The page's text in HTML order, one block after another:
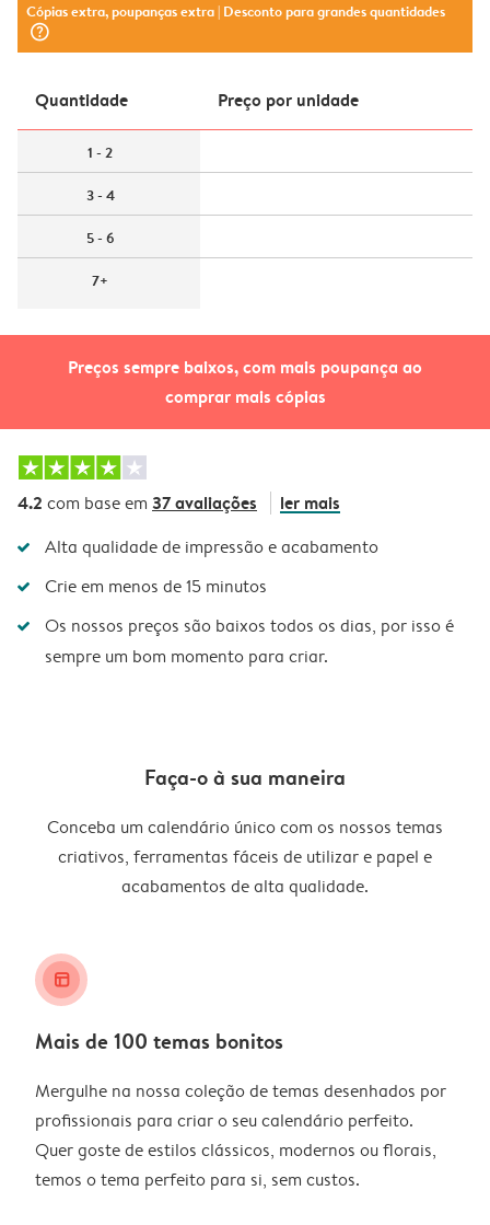
Preços sempre baixos, com mais poupança ao
comprar mais cópias
Cópias extra, poupanças extra| Desconto para grandes quantidades
question_mark_circle
Quantidade Preço por unidade
1 - 2
3 - 4
5 - 6
7+
4.2 com base em 37 avaliações ler mais
Alta qualidade de impressão e acabamento
Crie em menos de 15 minutos
Os nossos preços são baixos todos os dias, por isso é
sempre um bom momento para criar.
Faça-o à sua maneira
Conceba um calendário único com os nossos temas
criativos, ferramentas fáceis de utilizar e papel e
acabamentos de alta qualidade.
layout_alt
Mais de 100 temas bonitos
Mergulhe na nossa coleção de temas desenhados por
profissionais para criar o seu calendário perfeito.
Quer goste de estilos clássicos, modernos ou florais,
temos o tema perfeito para si, sem custos.